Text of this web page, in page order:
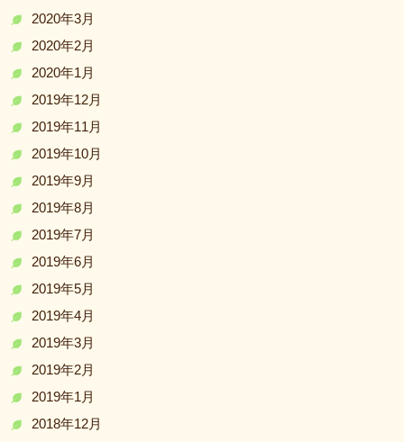
2020年3月
2020年2月
2020年1月
2019年12月
2019年11月
2019年10月
2019年9月
2019年8月
2019年7月
2019年6月
2019年5月
2019年4月
2019年3月
2019年2月
2019年1月
2018年12月